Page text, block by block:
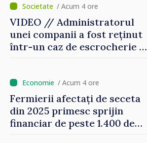
suntem rezistenți și știm să
ne punctăm prioritățile
pentru viitor”
/ Acum 4 ore
VIDEO // Administratorul
unei companii a fost reținut
într-un caz de escrocherie și
domeniul agricol
/ Acum 4 ore
Fermierii afectați de seceta
din 2025 primesc sprijin
financiar de peste 1.400 de